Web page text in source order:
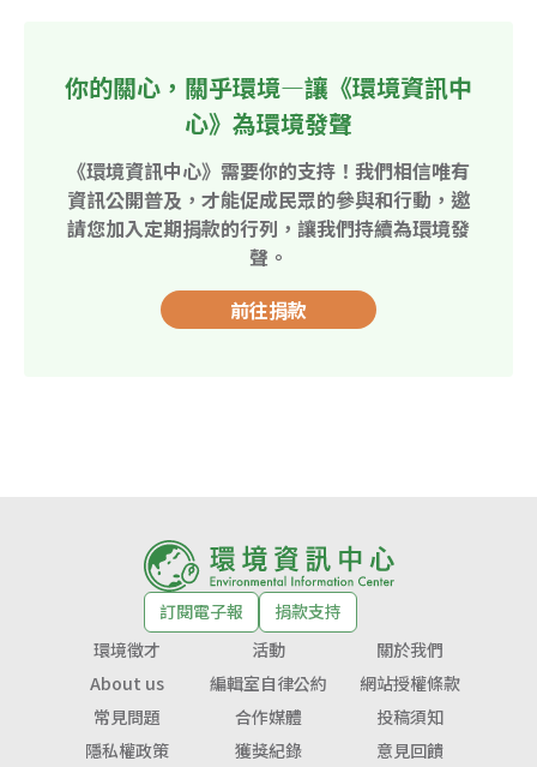
你的關心，關乎環境—讓《環境資訊中
心》為環境發聲
《環境資訊中心》需要你的支持！我們相信唯有
資訊公開普及，才能促成民眾的參與和行動，邀
請您加入定期捐款的行列，讓我們持續為環境發
聲。
前往捐款
訂閱電子報
捐款支持
環境徵才
活動
關於我們
About us
編輯室自律公約
網站授權條款
常見問題
合作媒體
投稿須知
隱私權政策
獲獎紀錄 意見回饋